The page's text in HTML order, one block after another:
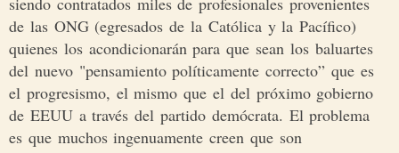
de las ONG (egresados de la Católica y la Pacífico)
quienes los acondicionarán para que sean los baluartes
del nuevo "pensamiento políticamente correcto” que es
el progresismo, el mismo que el del próximo gobierno
de EEUU a través del partido demócrata. El problema
es que muchos ingenuamente creen que son